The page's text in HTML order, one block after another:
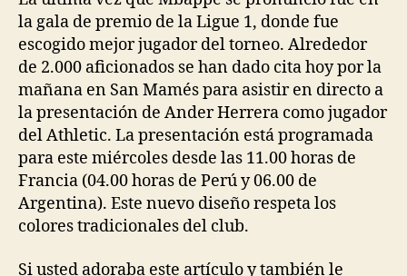
la gala de premio de la Ligue 1, donde fue
escogido mejor jugador del torneo. Alrededor
de 2.000 aficionados se han dado cita hoy por la
mañana en San Mamés para asistir en directo a
la presentación de Ander Herrera como jugador
del Athletic. La presentación está programada
para este miércoles desde las 11.00 horas de
Francia (04.00 horas de Perú y 06.00 de
Argentina). Este nuevo diseño respeta los
colores tradicionales del club.
Si usted adoraba este artículo y también le